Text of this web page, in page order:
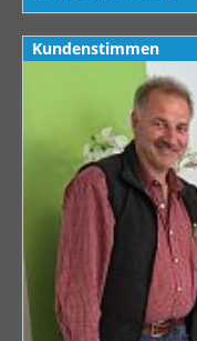
Kundenstimmen